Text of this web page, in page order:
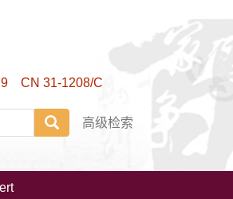
CN 31-1208/C
高级检索